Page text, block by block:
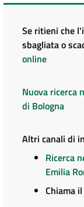
Se ritieni che
sbagliata o
online
Nuova ricerca
di Bologna
Altri canali di
Ricerca
Emilia
Chiama